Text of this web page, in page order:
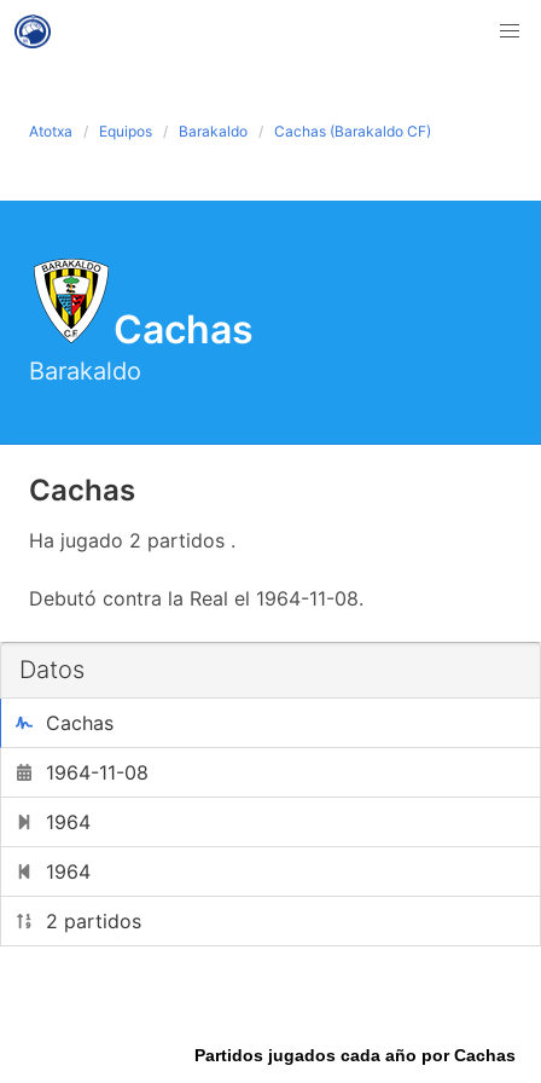
Atotxa Equipos Barakaldo Cachas (Barakaldo CF)
Cachas
Barakaldo
Cachas
Ha jugado 2 partidos .
Debutó contra la Real el 1964-11-08.
Datos
Cachas
1964-11-08
1964
1964
2 partidos
Partidos jugados cada año por Cachas